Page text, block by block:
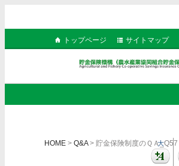
トップページ サイトマップ
HOME > Q&A> 貯金保険制度のＱＡ_Q57
大